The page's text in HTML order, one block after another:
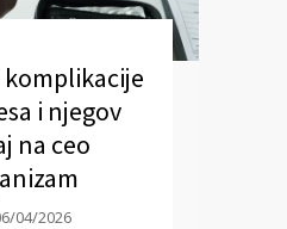
i njegov
na ceo
04/2026